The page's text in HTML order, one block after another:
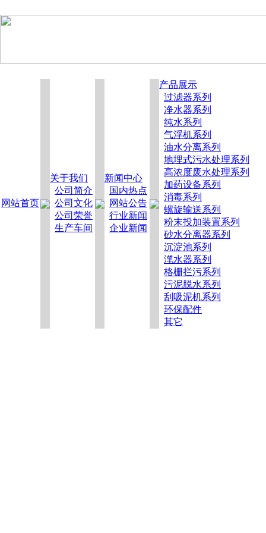
网站首页
关于我们
公司简介
公司文化
公司荣誉
生产车间
新闻中心
国内热点
网站公告
行业新闻
企业新闻
产品展示
过滤器系列
净水器系列
纯水系列
气浮机系列
油水分离系列
地埋式污水处理系列
高浓度废水处理系列
加药设备系列
消毒系列
螺旋输送系列
粉末投加装置系列
砂水分离器系列
沉淀池系列
滗水器系列
格栅拦污系列
污泥脱水系列
刮吸泥机系列
环保配件
其它